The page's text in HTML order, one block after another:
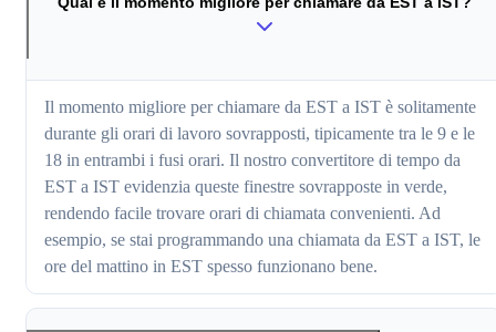
Il momento migliore per chiamare da EST a IST è solitamente
durante gli orari di lavoro sovrapposti, tipicamente tra le 9 e le
18 in entrambi i fusi orari. Il nostro convertitore di tempo da
EST a IST evidenzia queste finestre sovrapposte in verde,
rendendo facile trovare orari di chiamata convenienti. Ad
esempio, se stai programmando una chiamata da EST a IST, le
ore del mattino in EST spesso funzionano bene.